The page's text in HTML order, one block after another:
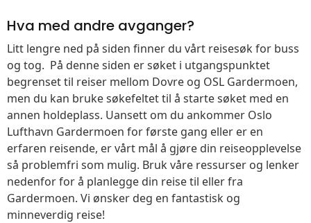
Hva med andre avganger?
Litt lengre ned på siden finner du vårt reisesøk for buss
og tog. På denne siden er søket i utgangspunktet
begrenset til reiser mellom Dovre og OSL Gardermoen,
men du kan bruke søkefeltet til å starte søket med en
annen holdeplass. Uansett om du ankommer Oslo
Lufthavn Gardermoen for første gang eller er en
erfaren reisende, er vårt mål å gjøre din reiseopplevelse
så problemfri som mulig. Bruk våre ressurser og lenker
nedenfor for å planlegge din reise til eller fra
Gardermoen. Vi ønsker deg en fantastisk og
minneverdig reise!